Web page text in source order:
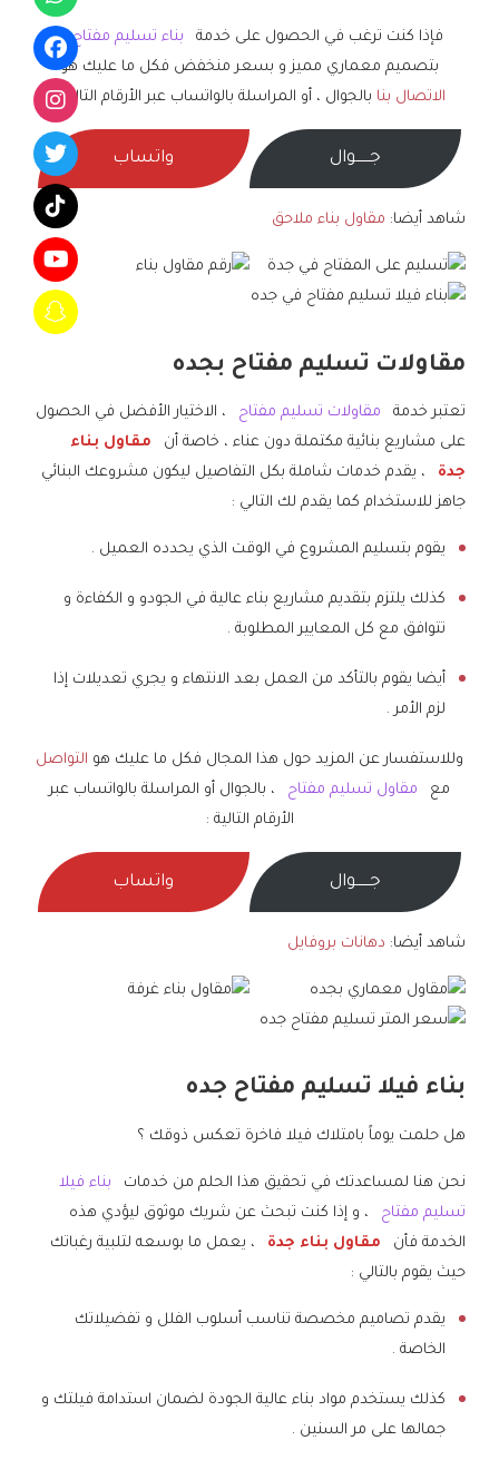
فإذا كنت ترغب في الحصول على خدمة بناء تسليم مفتاح ،
بتصميم معماري مميز و بسعر منخفض فكل ما عليك هو
الاتصال بنا بالجوال ، أو المراسلة بالواتساب عبر الأرقام التالية :
جــــــوال واتساب
شاهد أيضا: مقاول بناء ملاحق
مقاولات تسليم مفتاح بجده
تعتبر خدمة مقاولات تسليم مفتاح
، الاختيار الأفضل في الحصول
على مشاريع بنائية مكتملة دون عناء ، خاصة أن
مقاول بناء
جدة
، يقدم خدمات شاملة بكل التفاصيل ليكون مشروعك البنائي
جاهز للاستخدام كما يقدم لك التالي :
يقوم بتسليم المشروع في الوقت الذي يحدده العميل .
كذلك يلتزم بتقديم مشاريع بناء عالية في الجودو و الكفاءة و
تتوافق مع كل المعايير المطلوبة .
أيضا يقوم بالتأكد من العمل بعد الانتهاء و يجري تعديلات إذا
لزم الأمر .
وللاستفسار عن المزيد حول هذا المجال فكل ما عليك هو التواصل
مع
مقاول تسليم مفتاح
، بالجوال أو المراسلة بالواتساب عبر
الأرقام التالية :
جــــــوال واتساب
شاهد أيضا: دهانات بروفايل
بناء فيلا تسليم مفتاح جده
هل حلمت يوماً بامتلاك فيلا فاخرة تعكس ذوقك ؟
نحن هنا لمساعدتك في تحقيق هذا الحلم من خدمات
بناء فيلا
تسليم مفتاح
، و إذا كنت تبحث عن شريك موثوق ليؤدي هذه
الخدمة فأن
مقاول بناء جدة
، يعمل ما بوسعه لتلبية رغباتك
حيث يقوم بالتالي :
يقدم تصاميم مخصصة تناسب أسلوب الفلل و تفضيلاتك
الخاصة .
كذلك يستخدم مواد بناء عالية الجودة لضمان استدامة فيلتك و
جمالها على مر السنين .